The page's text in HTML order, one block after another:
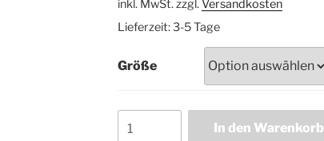
inkl. MwSt.zzgl.Versandkosten
Lieferzeit:3-5 Tage
Größe
In den Warenkorb